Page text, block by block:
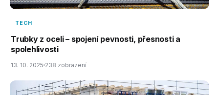
TECH
Trubky z oceli – spojení pevnosti, přesnosti a
spolehlivosti
13. 10. 2025 238 zobrazení